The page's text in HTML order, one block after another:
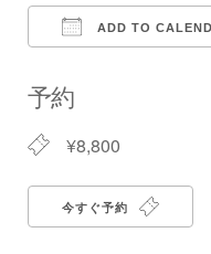
ADD TO
予約
¥8,800
今すぐ予約